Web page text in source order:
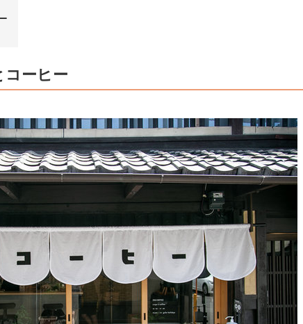
コーヒー